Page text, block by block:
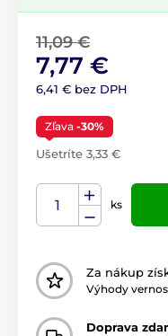
11,09 €
7,77 €
6,41 € bez DPH
Zľava -30%
Ušetríte 3,33 €
ks
Za nákup
Výhody
Doprava